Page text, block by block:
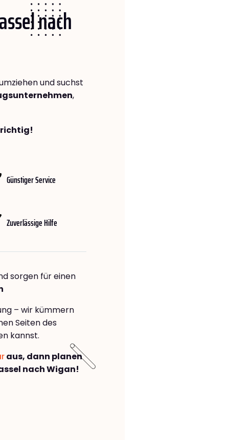
nach
und suchst
,
richtig!
Günstiger Service
Zuverlässige Hilfe
sorgen für einen
– wir kümmern
Seiten des
kannst.
aus, dann planen
nach Wigan!